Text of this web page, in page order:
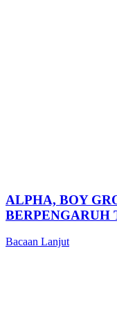
ALPHA, BOY
BERPENGARUH
Bacaan Lanjut